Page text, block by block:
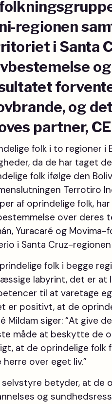
regionen
i Santa
og
partner,
folk i to regioner
da de har taget
folk ifølge den
Terrotiro
af oprindelige folk,
over deres
Yuracaré og
i Santa Cruz-
folk i begge
labyrint, det er at
til at varetage
er positivt, at de
Mildam siger: “At give
måde at beskytte de
at de oprindelige folk
over eget liv.”
betyder, at de
og